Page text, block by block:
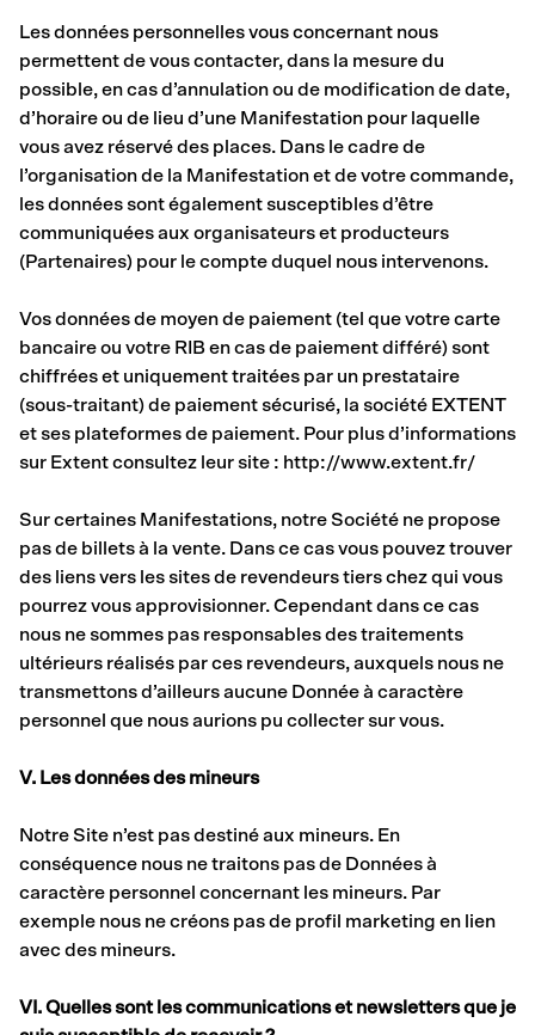
Les données personnelles vous concernant nous
permettent de vous contacter, dans la mesure du
possible, en cas d’annulation ou de modification de date,
d’horaire ou de lieu d’une Manifestation pour laquelle
vous avez réservé des places. Dans le cadre de
l’organisation de la Manifestation et de votre commande,
les données sont également susceptibles d’être
communiquées aux organisateurs et producteurs
(Partenaires) pour le compte duquel nous intervenons.
Vos données de moyen de paiement (tel que votre carte
bancaire ou votre RIB en cas de paiement différé) sont
chiffrées et uniquement traitées par un prestataire
(sous-traitant) de paiement sécurisé, la société EXTENT
et ses plateformes de paiement. Pour plus d’informations
sur Extent consultez leur site : http://www.extent.fr/
Sur certaines Manifestations, notre Société ne propose
pas de billets à la vente. Dans ce cas vous pouvez trouver
des liens vers les sites de revendeurs tiers chez qui vous
pourrez vous approvisionner. Cependant dans ce cas
nous ne sommes pas responsables des traitements
ultérieurs réalisés par ces revendeurs, auxquels nous ne
transmettons d’ailleurs aucune Donnée à caractère
personnel que nous aurions pu collecter sur vous.
V. Les données des mineurs
Notre Site n’est pas destiné aux mineurs. En
conséquence nous ne traitons pas de Données à
caractère personnel concernant les mineurs. Par
exemple nous ne créons pas de profil marketing en lien
avec des mineurs.
VI. Quelles sont les communications et newsletters que je